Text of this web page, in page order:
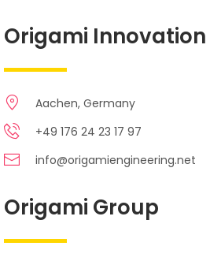
Origami
Aachen, Germany
+49 176 24 23 17 97
info@origamiengineering.net
Origami Group